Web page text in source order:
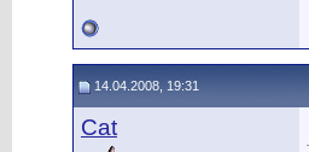
14.04.2008, 19:31
Cat